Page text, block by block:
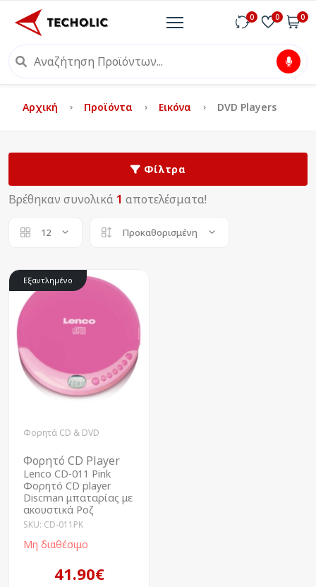
0 0 0
Αρχική Προϊόντα Εικόνα DVD Players
Φίλτρα
Βρέθηκαν συνολικά 1 αποτελέσματα!
12 Προκαθορισμένη
Εξαντλημένο
Φορητά CD & DVD
Φορητό CD Player
Lenco CD-011 Pink
Φορητό CD player
Discman μπαταρίας με
ακουστικά Ροζ
SKU: CD-011PK
Μη διαθέσιμο
41.90€